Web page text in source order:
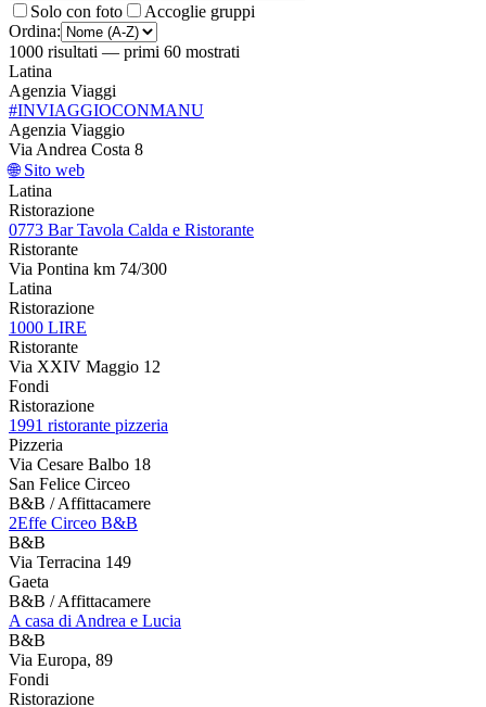
Solo con foto
Accoglie gruppi
Ordina:
1000 risultati — primi 60 mostrati
Latina
Agenzia Viaggi
#INVIAGGIOCONMANU
Agenzia Viaggio
Via Andrea Costa 8
🌐 Sito web
Latina
Ristorazione
0773 Bar Tavola Calda e Ristorante
Ristorante
Via Pontina km 74/300
Latina
Ristorazione
1000 LIRE
Ristorante
Via XXIV Maggio 12
Fondi
Ristorazione
1991 ristorante pizzeria
Pizzeria
Via Cesare Balbo 18
San Felice Circeo
B&B / Affittacamere
2Effe Circeo B&B
B&B
Via Terracina 149
Gaeta
B&B / Affittacamere
A casa di Andrea e Lucia
B&B
Via Europa, 89
Fondi
Ristorazione